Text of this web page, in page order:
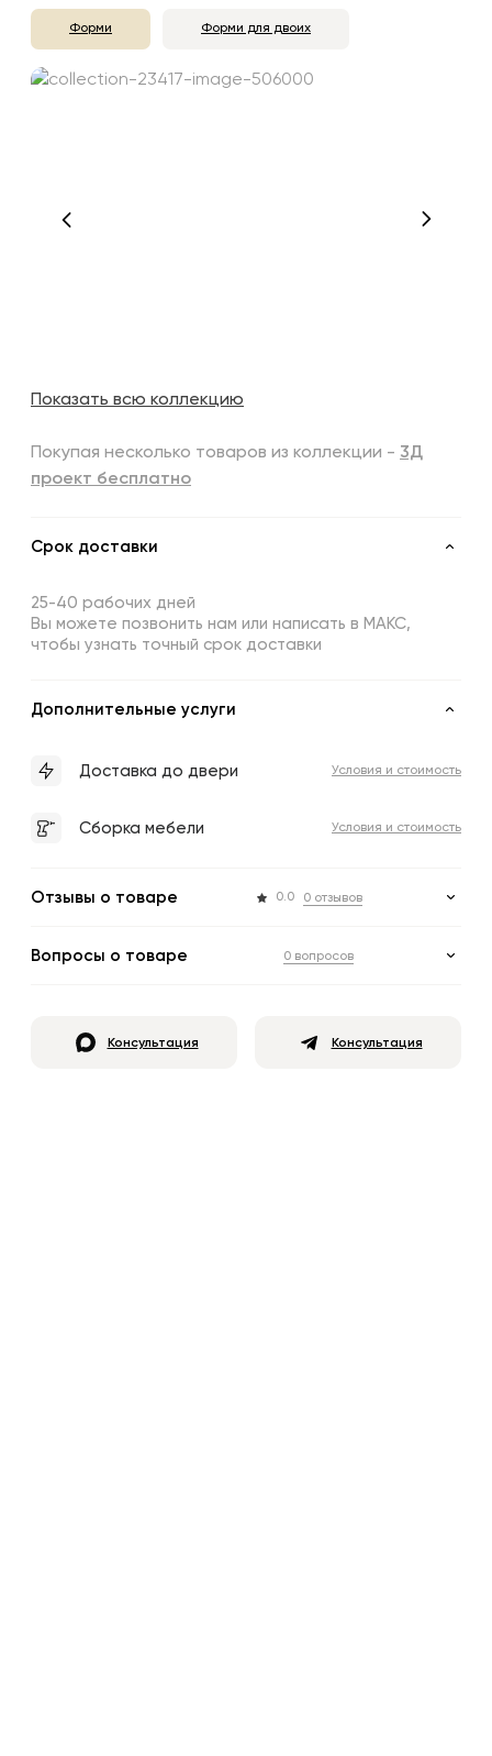
Форми Форми для двоих
Показать всю коллекцию
Покупая несколько товаров из коллекции - 3Д
проект бесплатно
Срок доставки
25-40 рабочих дней
Вы можете позвонить нам или написать в МАКС,
чтобы узнать точный срок доставки
Дополнительные услуги
Доставка до двери Условия и стоимость
Сборка мебели Условия и стоимость
Отзывы о товаре 0.0 0 отзывов
Вопросы о товаре 0 вопросов
Консультация Консультация